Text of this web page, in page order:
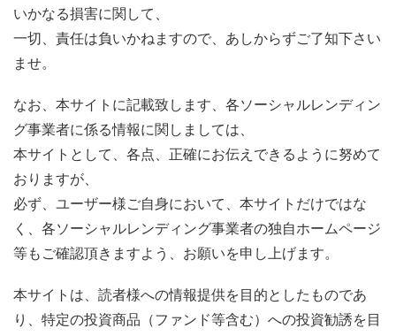
いかなる損害に関して、
一切、責任は負いかねますので、あしからずご了知下さい
ませ。
なお、本サイトに記載致します、各ソーシャルレンディン
グ事業者に係る情報に関しましては、
本サイトとして、各点、正確にお伝えできるように努めて
おりますが、
必ず、ユーザー様ご自身において、本サイトだけではな
く、各ソーシャルレンディング事業者の独自ホームページ
等もご確認頂きますよう、お願いを申し上げます。
本サイトは、読者様への情報提供を目的としたものであ
り、特定の投資商品（ファンド等含む）への投資勧誘を目